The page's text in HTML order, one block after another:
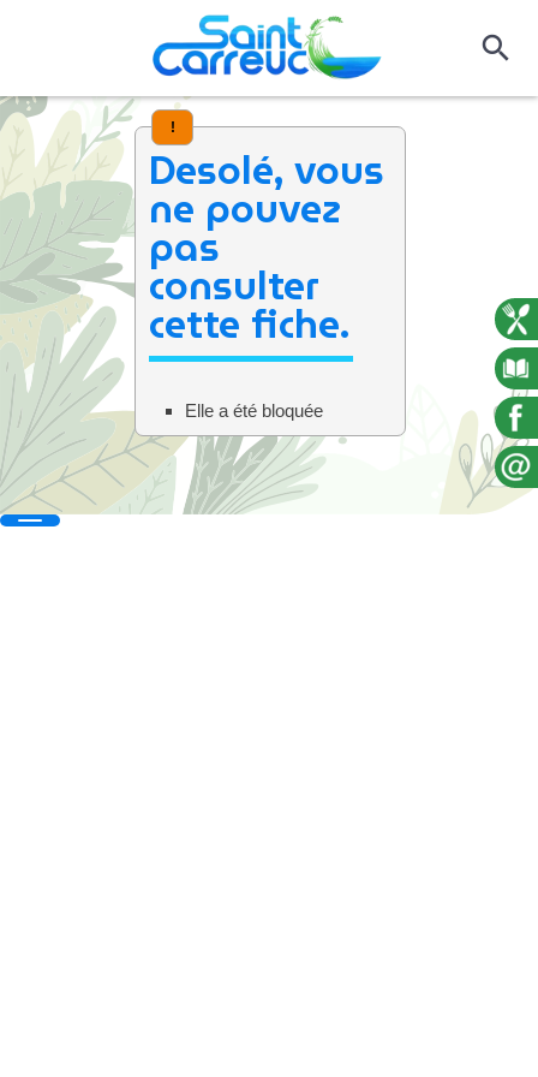
!
Desolé, vous
ne pouvez
pas
consulter
cette fiche.
Elle a été bloquée